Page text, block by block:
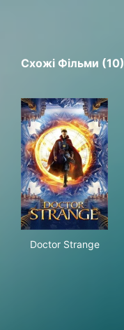
Схожі Фільми (10)
Doctor Strange